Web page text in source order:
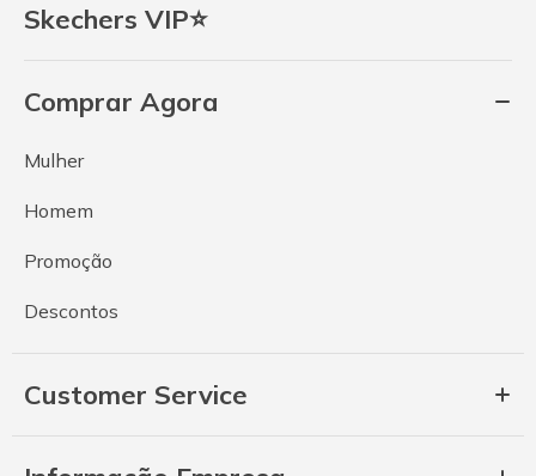
Skechers VIP⭐
Comprar Agora
Mulher
Homem
Promoção
Descontos
Customer Service